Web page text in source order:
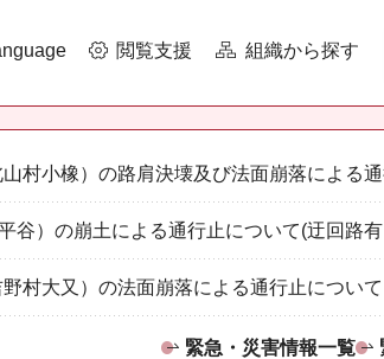
閲覧支援 組織から探す
村小橡）の路肩決壊及び法面崩落による
谷）の崩土による通行止について(迂回路
村大又）の法面崩落による通行止について
緊急・災害情報一覧